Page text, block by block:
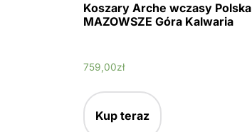
Koszary Arche wczasy Polska
MAZOWSZE Góra Kalwaria
759,00zł
Kup teraz